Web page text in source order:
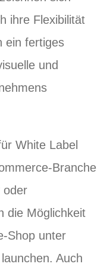
ihre Flexibilität
ein fertiges
und
White Label
Branche
oder
die Möglichkeit
Shop unter
Auch